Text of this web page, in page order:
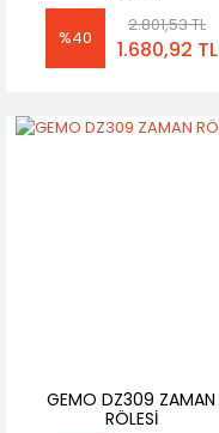
%40
2.801,53 TL
1.680,92 TL
GEMO DZ309 ZAMAN
RÖLESİ